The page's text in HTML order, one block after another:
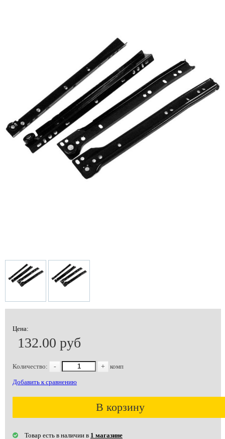
Цена:
132.00 руб
Количество: - + комп
Добавить к сравнению
В корзину
Товар есть в наличии в 1 магазине